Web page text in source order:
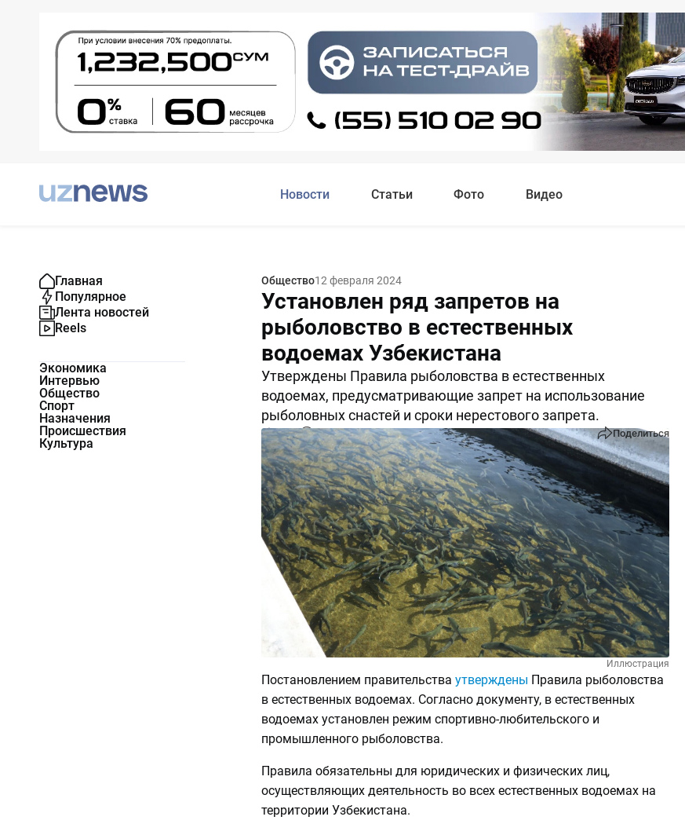
Новости Статьи Фото Видео
Главная
Популярное
Лента новостей
Reels
Экономика
Интервью
Общество
Спорт
Назначения
Происшествия
Культура
Общество12 февраля 2024
Установлен ряд запретов на
рыболовство в естественных
водоемах Узбекистана
Утверждены Правила рыболовства в естественных
водоемах, предусматривающие запрет на использование
рыболовных снастей и сроки нерестового запрета.
7228 0 Поделиться
Иллюстрация
Постановлением правительства утверждены Правила рыболовства
в естественных водоемах. Согласно документу, в естественных
водоемах установлен режим спортивно-любительского и
промышленного рыболовства.
Правила обязательны для юридических и физических лиц,
осуществляющих деятельность во всех естественных водоемах на
территории Узбекистана.